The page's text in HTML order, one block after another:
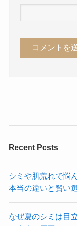
Recent Posts
シミや肌荒れで悩
本当の違いと賢い
なぜ夏のシミは目